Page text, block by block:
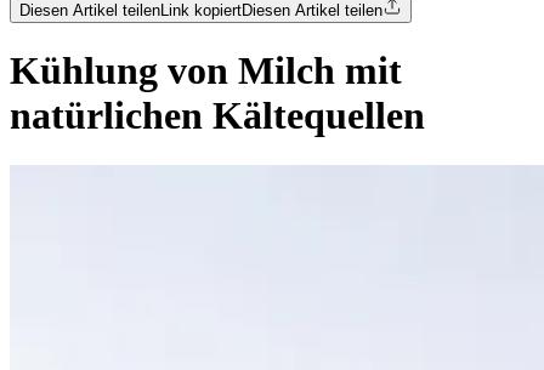
Diesen Artikel teilenLink kopiertDiesen Artikel teilen
Kühlung von Milch mit
natürlichen Kältequellen